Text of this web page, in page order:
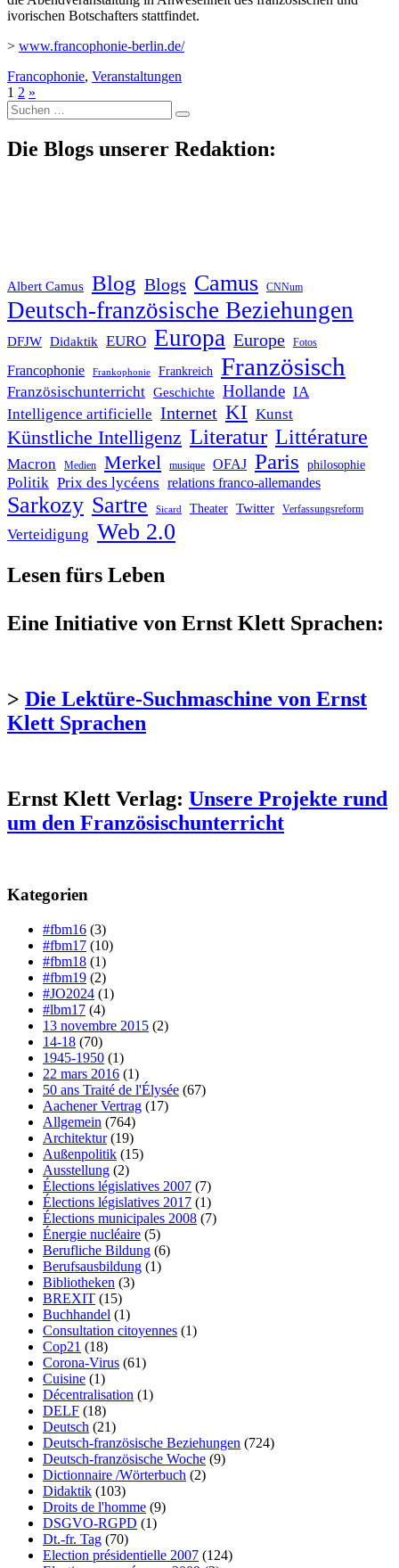
ivorischen Botschafters stattfindet.
> www.francophonie-berlin.de/
Francophonie, Veranstaltungen
1 2 »
Suche
nach:
Die Blogs unserer Redaktion:
Albert Camus Blog Blogs Camus CNNum
Deutsch-französische Beziehungen
DFJW Didaktik EURO Europa Europe Fotos
Francophonie Frankophonie Frankreich Französisch
Französischunterricht Geschichte Hollande IA
Intelligence artificielle Internet KI Kunst
Künstliche Intelligenz Literatur Littérature
Macron Medien Merkel musique OFAJ Paris philosophie
Politik Prix des lycéens relations franco-allemandes
Sarkozy Sartre Sicard Theater Twitter Verfassungsreform
Verteidigung Web 2.0
Lesen fürs Leben
Eine Initiative von Ernst Klett Sprachen:
> Die Lektüre-Suchmaschine von Ernst
Klett Sprachen
Ernst Klett Verlag: Unsere Projekte rund
um den Französischunterricht
Kategorien
#fbm16 (3)
#fbm17 (10)
#fbm18 (1)
#fbm19 (2)
#JO2024 (1)
#lbm17 (4)
13 novembre 2015 (2)
14-18 (70)
1945-1950 (1)
22 mars 2016 (1)
50 ans Traité de l'Élysée (67)
Aachener Vertrag (17)
Allgemein (764)
Architektur(19)
Außenpolitik (15)
Ausstellung (2)
Élections législatives 2007 (7)
Élections législatives 2017 (1)
Élections municipales 2008 (7)
Énergie nucléaire (5)
Berufliche Bildung (6)
Berufsausbildung (1)
Bibliotheken (3)
BREXIT (15)
Buchhandel (1)
Consultation citoyennes (1)
Cop21 (18)
Corona-Virus (61)
Cuisine (1)
Décentralisation (1)
DELF (18)
Deutsch (21)
Deutsch-französische Beziehungen (724)
Deutsch-französische Woche (9)
Dictionnaire /Wörterbuch (2)
Didaktik (103)
Droits de l'homme (9)
DSGVO-RGPD (1)
Dt.-fr. Tag (70)
Election présidentielle 2007 (124)